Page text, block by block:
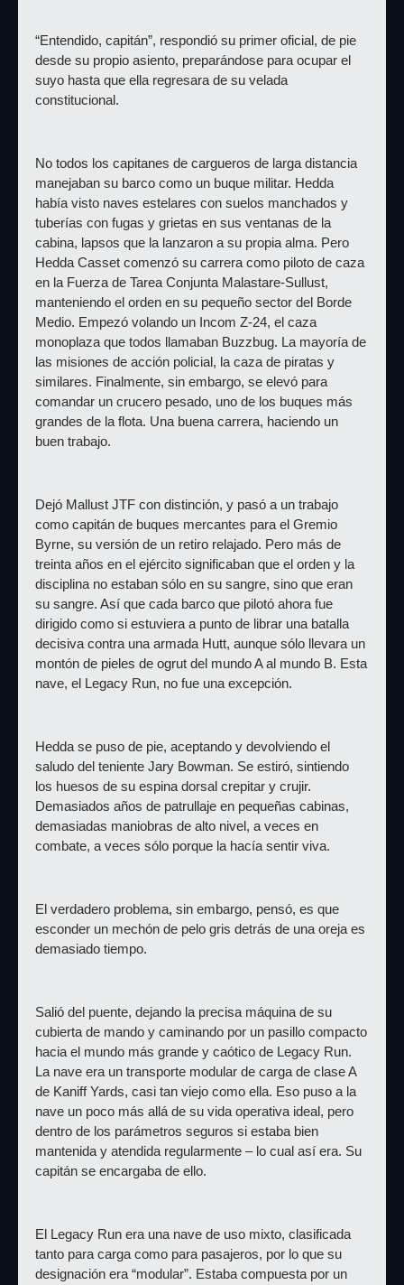
“Entendido, capitán”, respondió su primer oficial, de pie
desde su propio asiento, preparándose para ocupar el
suyo hasta que ella regresara de su velada
constitucional.
No todos los capitanes de cargueros de larga distancia
manejaban su barco como un buque militar. Hedda
había visto naves estelares con suelos manchados y
tuberías con fugas y grietas en sus ventanas de la
cabina, lapsos que la lanzaron a su propia alma. Pero
Hedda Casset comenzó su carrera como piloto de caza
en la Fuerza de Tarea Conjunta Malastare-Sullust,
manteniendo el orden en su pequeño sector del Borde
Medio. Empezó volando un Incom Z-24, el caza
monoplaza que todos llamaban Buzzbug. La mayoría de
las misiones de acción policial, la caza de piratas y
similares. Finalmente, sin embargo, se elevó para
comandar un crucero pesado, uno de los buques más
grandes de la flota. Una buena carrera, haciendo un
buen trabajo.
Dejó Mallust JTF con distinción, y pasó a un trabajo
como capitán de buques mercantes para el Gremio
Byrne, su versión de un retiro relajado. Pero más de
treinta años en el ejército significaban que el orden y la
disciplina no estaban sólo en su sangre, sino que eran
su sangre. Así que cada barco que pilotó ahora fue
dirigido como si estuviera a punto de librar una batalla
decisiva contra una armada Hutt, aunque sólo llevara un
montón de pieles de ogrut del mundo A al mundo B. Esta
nave, el Legacy Run, no fue una excepción.
Hedda se puso de pie, aceptando y devolviendo el
saludo del teniente Jary Bowman. Se estiró, sintiendo
los huesos de su espina dorsal crepitar y crujir.
Demasiados años de patrullaje en pequeñas cabinas,
demasiadas maniobras de alto nivel, a veces en
combate, a veces sólo porque la hacía sentir viva.
El verdadero problema, sin embargo, pensó, es que
esconder un mechón de pelo gris detrás de una oreja es
demasiado tiempo.
Salió del puente, dejando la precisa máquina de su
cubierta de mando y caminando por un pasillo compacto
hacia el mundo más grande y caótico de Legacy Run.
La nave era un transporte modular de carga de clase A
de Kaniff Yards, casi tan viejo como ella. Eso puso a la
nave un poco más allá de su vida operativa ideal, pero
dentro de los parámetros seguros si estaba bien
mantenida y atendida regularmente – lo cual así era. Su
capitán se encargaba de ello.
El Legacy Run era una nave de uso mixto, clasificada
tanto para carga como para pasajeros, por lo que su
designación era “modular”. Estaba compuesta por un